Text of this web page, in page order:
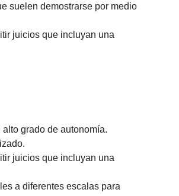
suelen demostrarse por medio
juicios que incluyan una
grado de autonomía.
juicios que incluyan una
a diferentes escalas para